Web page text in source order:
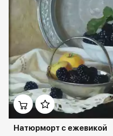
Домен:
Натюрморт с ежевикой